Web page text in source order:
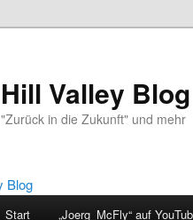
Hill Valley Blog
"Zurück in die Zukunft" und mehr
Start „Joerg_McFly“ auf